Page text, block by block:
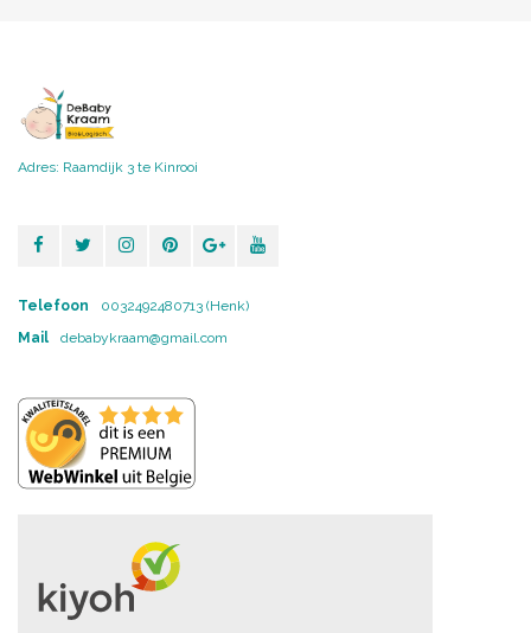
Adres: Raamdijk 3 te Kinrooi
Telefoon
0032492480713 (Henk)
Mail
debabykraam@gmail.com